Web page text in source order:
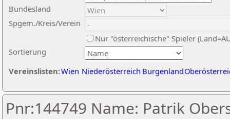
Sortierung
Bundesland
Spgem./Kreis/Verein
Nur "österreichische" Spieler
Vereinslisten:Wien Niederösterreich Burgenland
Pnr:144749 Name: Patrik